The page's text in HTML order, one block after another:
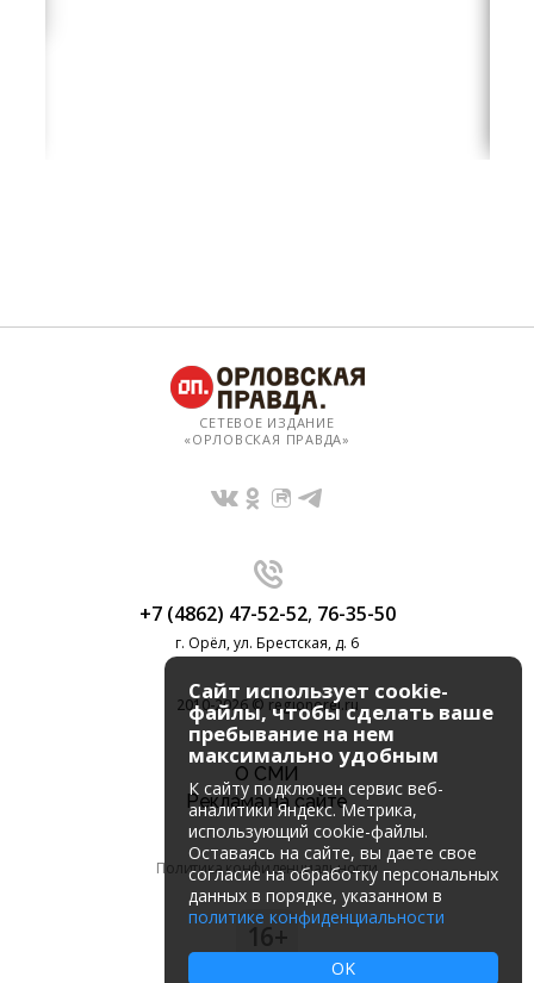
СЕТЕВОЕ ИЗДАНИЕ
«ОРЛОВСКАЯ ПРАВДА»
+7 (4862) 47-52-52, 76-35-50
г. Орёл, ул. Брестская, д. 6
2010-2026 © regionorel.ru
О СМИ
Реклама на сайте
Политика конфиденциальности
16+
Сайт использует cookie-
файлы, чтобы сделать ваше
пребывание на нем
максимально удобным
К cайту подключен сервис веб-
аналитики Яндекс. Метрика,
использующий cookie-файлы.
Оставаясь на сайте, вы даете свое
согласие на обработку персональных
данных в порядке, указанном в
политике конфиденциальности
OK